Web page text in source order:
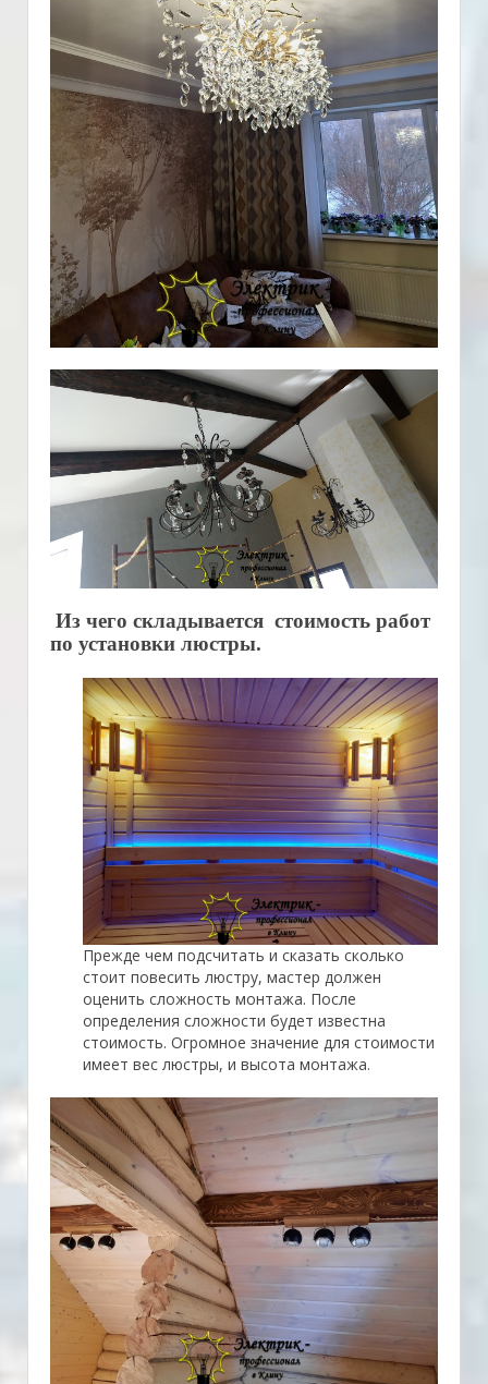
Из чего складывается стоимость работ
по установки люстры.
Прежде чем подсчитать и сказать сколько
стоит повесить люстру, мастер должен
оценить сложность монтажа. После
определения сложности будет известна
стоимость. Огромное значение для стоимости
имеет вес люстры, и высота монтажа.